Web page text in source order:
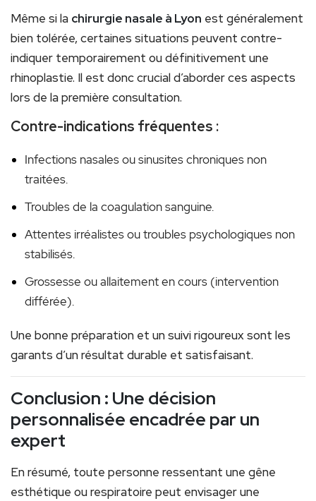
Même si la chirurgie nasale à Lyon est généralement
bien tolérée, certaines situations peuvent contre-
indiquer temporairement ou définitivement une
rhinoplastie. Il est donc crucial d’aborder ces aspects
lors de la première consultation.
Contre-indications fréquentes :
Infections nasales ou sinusites chroniques non
traitées.
Troubles de la coagulation sanguine.
Attentes irréalistes ou troubles psychologiques non
stabilisés.
Grossesse ou allaitement en cours (intervention
différée).
Une bonne préparation et un suivi rigoureux sont les
garants d’un résultat durable et satisfaisant.
Conclusion : Une décision
personnalisée encadrée par un
expert
En résumé, toute personne ressentant une gêne
esthétique ou respiratoire peut envisager une